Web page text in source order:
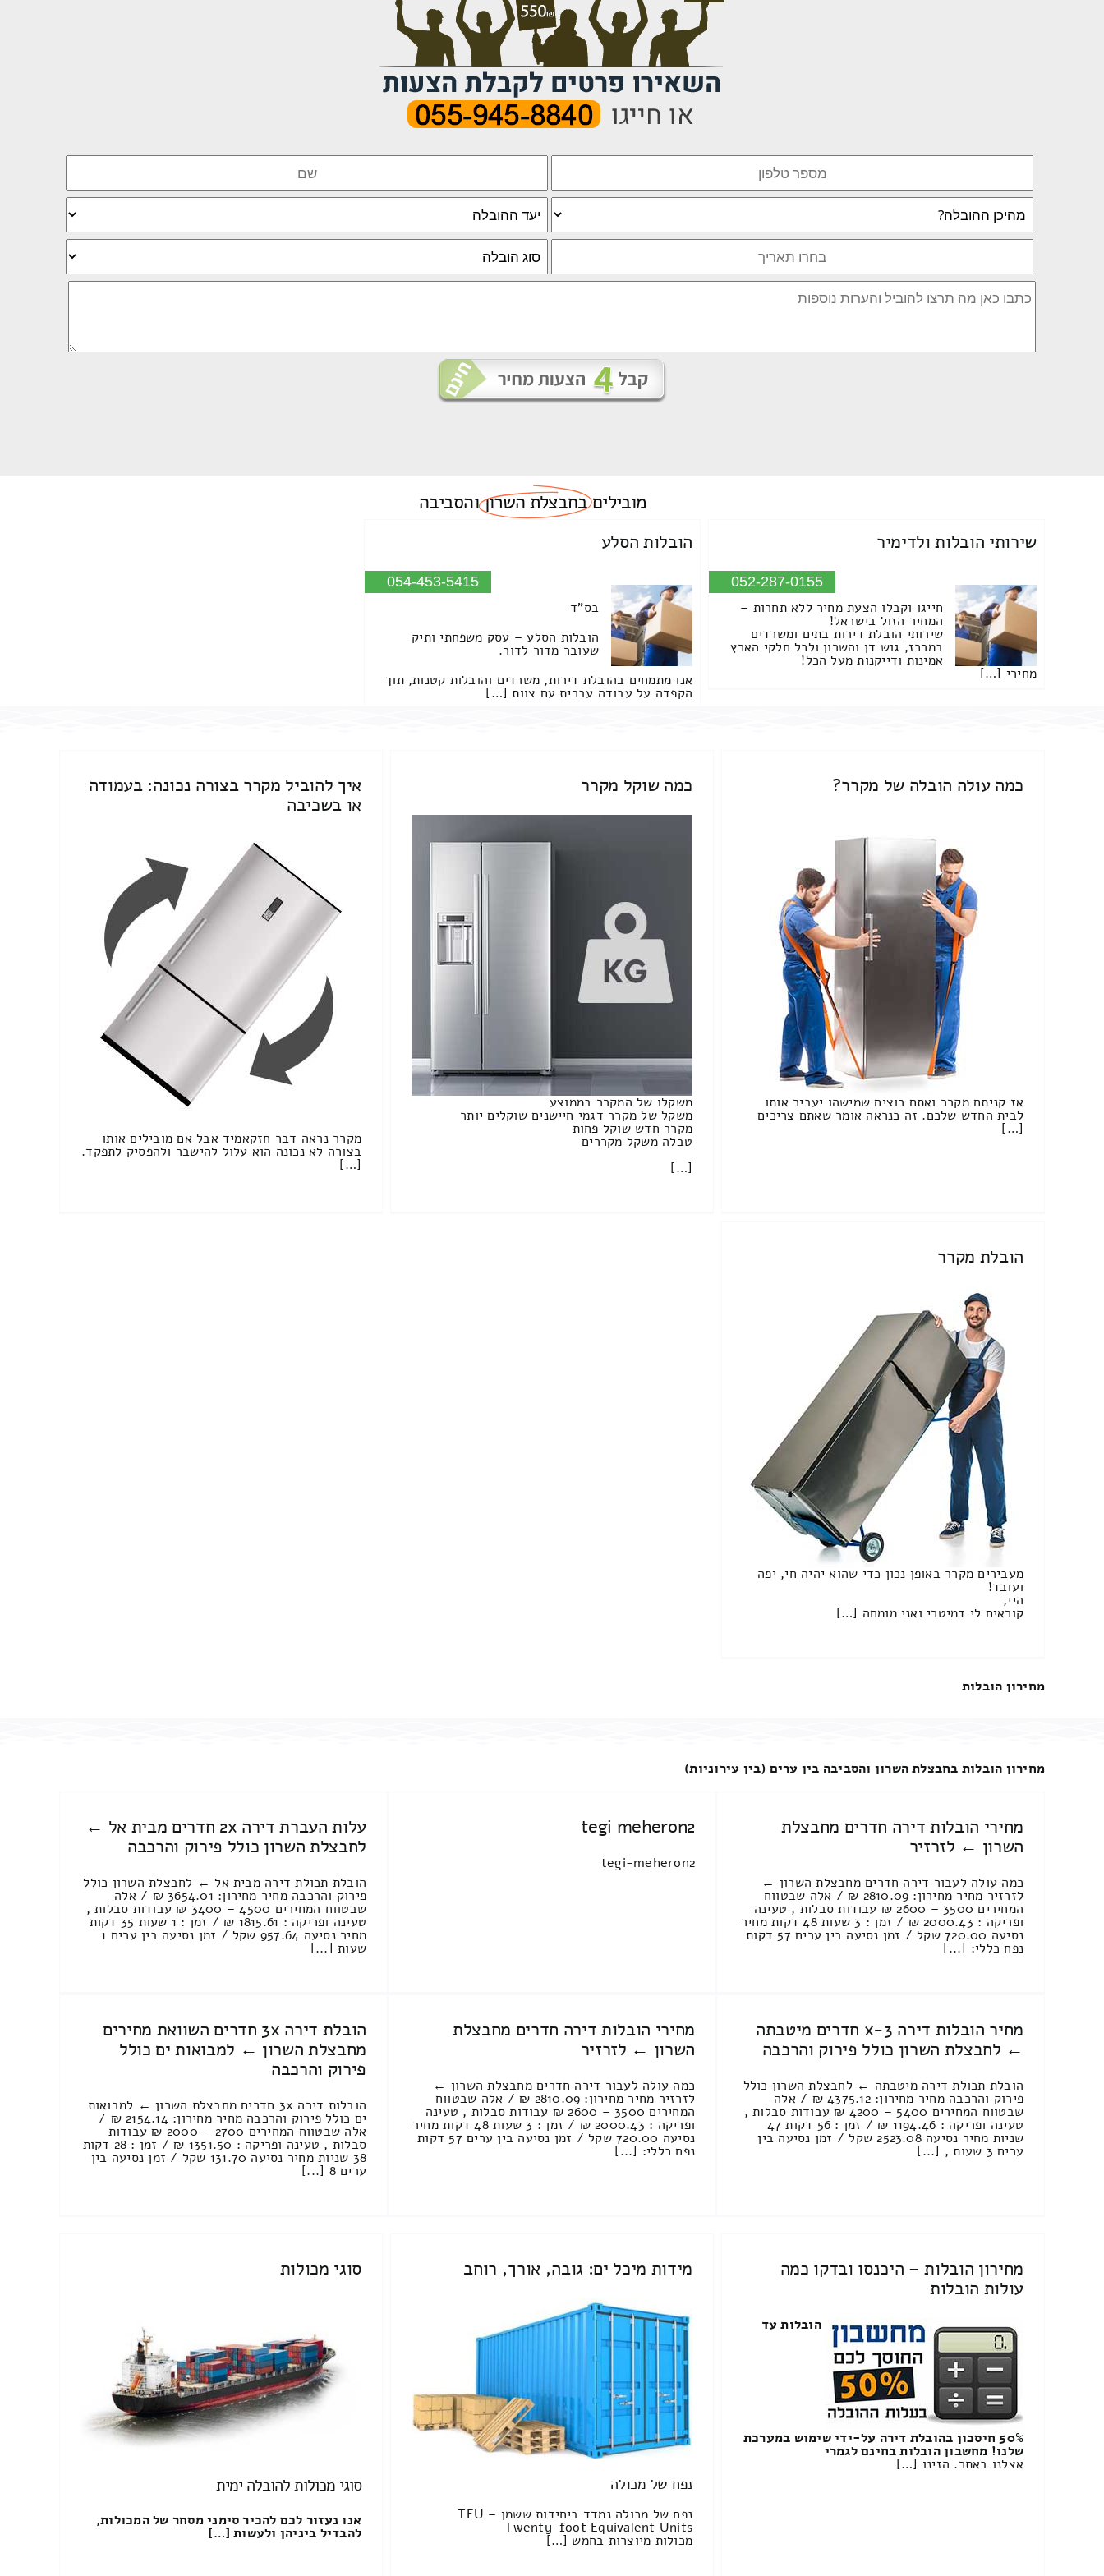
מוביליםבחבצלת השרוןוהסביבה
שירותי הובלות ולדימיר
052-287-0155
חייגו וקבלו הצעת מחיר ללא תחרות –
המחיר הזול בישראל!
שירותי הובלת דירות בתים ומשרדים
במרכז, גוש דן והשרון ולכל חלקי הארץ
אמינות ודייקנות מעל הכל!
מחירי […]
הובלות הסלע
054-453-5415
בס"ד
הובלות הסלע – עסק משפחתי ותיק
שעובר מדור לדור.
אנו מתמחים בהובלת דירות, משרדים והובלות קטנות, תוך
הקפדה על עבודה עברית עם צוות […]
כמה עולה הובלה של מקרר?
אז קניתם מקרר ואתם רוצים שמישהו יעביר אותו
לבית החדש שלכם. זה כנראה אומר שאתם צריכים
[…]
כמה שוקל מקרר
משקלו של המקרר בממוצע
משקל של מקרר דגמי חיישנים שוקלים יותר
מקרר חדש שוקל פחות
טבלה משקל מקררים
[…]
איך להוביל מקרר בצורה נכונה: בעמודה
או בשכיבה
מקרר נראה דבר חזקאמיד אבל אם מובילים אותו
בצורה לא נכונה הוא עלול להישבר ולהפסיק לתפקד.
[…]
הובלת מקרר
מעבירים מקרר באופן נכון כדי שהוא יהיה חי, יפה
ועובד!
היי,
קוראים לי דמיטרי ואני מומחה […]
מחירון הובלות
מחירון הובלות בחבצלת השרון והסביבה בין ערים (בין עירוניות)
מחירי הובלות דירה חדרים מחבצלת
השרון ← לזרזיר
כמה עולה לעבור דירה חדרים מחבצלת השרון ←
לזרזיר מחיר מחירון: 2810.09 ₪ / אלה שבטווח
המחירים 3500 – 2600 ₪ עבודות סבלות , טעינה
ופריקה : 2000.43 ₪ / זמן : 3 שעות 48 דקות מחיר
נסיעה 720.00 שקל / זמן נסיעה בין ערים 57 דקות
נפח כללי: [...]
tegi meheron2
tegi-meheron2
עלות העברת דירה 2x חדרים מבית אל ←
לחבצלת השרון כולל פירוק והרכבה
הובלת תכולת דירה מבית אל ← לחבצלת השרון כולל
פירוק והרכבה מחיר מחירון: 3654.01 ₪ / אלה
שבטווח המחירים 4500 – 3400 ₪ עבודות סבלות ,
טעינה ופריקה : 1815.61 ₪ / זמן : 1 שעות 35 דקות
מחיר נסיעה 957.64 שקל / זמן נסיעה בין ערים 1
שעות [...]
מחיר הובלות דירה 3-x חדרים מיטבתה
← לחבצלת השרון כולל פירוק והרכבה
הובלת תכולת דירה מיטבתה ← לחבצלת השרון כולל
פירוק והרכבה מחיר מחירון: 4375.12 ₪ / אלה
שבטווח המחירים 5400 – 4200 ₪ עבודות סבלות ,
טעינה ופריקה : 1194.46 ₪ / זמן : 56 דקות 47
שניות מחיר נסיעה 2523.08 שקל / זמן נסיעה בין
ערים 3 שעות , [...]
מחירי הובלות דירה חדרים מחבצלת
השרון ← לזרזיר
כמה עולה לעבור דירה חדרים מחבצלת השרון ←
לזרזיר מחיר מחירון: 2810.09 ₪ / אלה שבטווח
המחירים 3500 – 2600 ₪ עבודות סבלות , טעינה
ופריקה : 2000.43 ₪ / זמן : 3 שעות 48 דקות מחיר
נסיעה 720.00 שקל / זמן נסיעה בין ערים 57 דקות
נפח כללי: [...]
הובלת דירה 3x חדרים השוואת מחירים
מחבצלת השרון ← למבואות ים כולל
פירוק והרכבה
הובלות דירה 3x חדרים מחבצלת השרון ← למבואות
ים כולל פירוק והרכבה מחיר מחירון: 2154.14 ₪ /
אלה שבטווח המחירים 2700 – 2000 ₪ עבודות
סבלות , טעינה ופריקה : 1351.50 ₪ / זמן : 28 דקות
38 שניות מחיר נסיעה 131.70 שקל / זמן נסיעה בין
ערים 8 [...]
מחירון הובלות – היכנסו ובדקו כמה
עולות הובלות
הובלות עד
50% חיסכון בהובלת דירה על-ידי שימוש במערכת
שלנו! מחשבון הובלות בחינם לגמרי
אצלנו באתר. הזינו […]
מידות מיכל ים: גובה, אורך, רוחב
נפח של מכולה
נפח של מכולה נמדד ביחידות ששמן TEU –
Twenty-foot Equivalent Units
מכולות מיוצרות בחמש […]
סוגי מכולות
סוגי מכולות להובלה ימית
אנו נעזור לכם להכיר סימני מסחר של המכולות,
להבדיל ביניהן ולעשות […]